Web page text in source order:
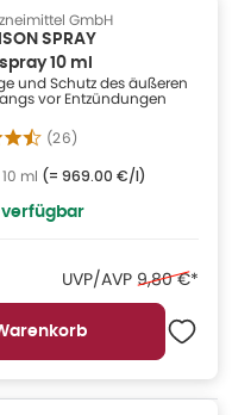
GmbH
SPRAY
10 ml
und Schutz des äußeren
vor Entzündungen
(26)
10 ml (= 969.00 €/l)
UVP/AVP Ehemaliger
9,80 €*